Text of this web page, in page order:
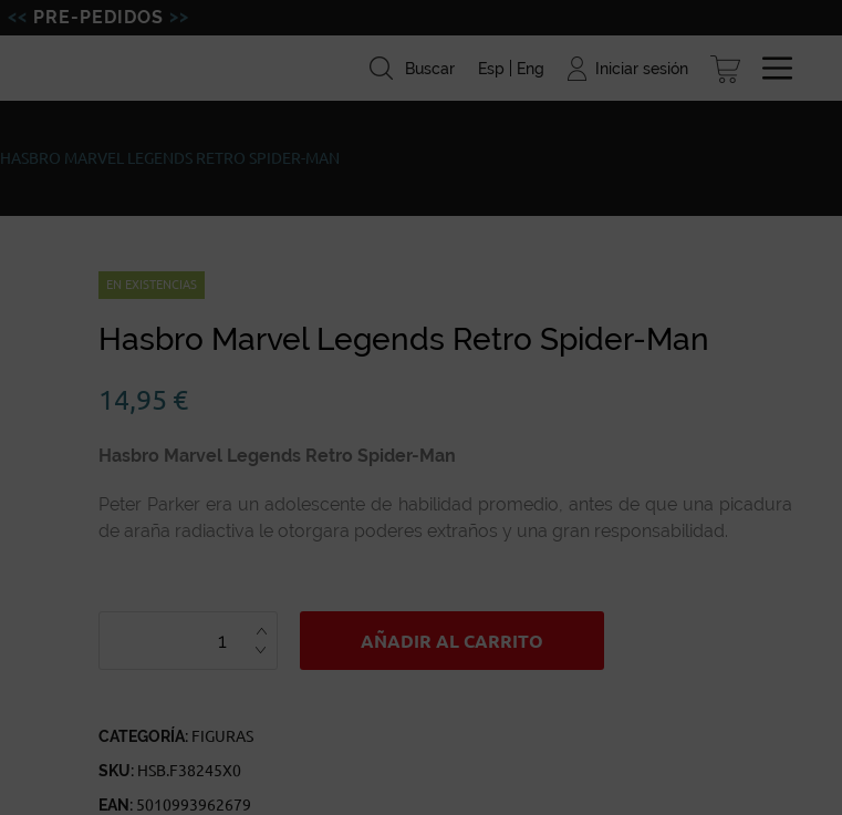
PRE-PEDIDOS
Miniaturas Modelismo Marcas Blog
Buscar Esp Eng Iniciar sesión
HASBRO MARVEL LEGENDS RETRO SPIDER-MAN
EN EXISTENCIAS
Hasbro Marvel Legends Retro Spider-Man
14,95 €
Hasbro Marvel Legends Retro Spider-Man
Peter Parker era un adolescente de habilidad promedio, antes de que una picadura
de araña radiactiva le otorgara poderes extraños y una gran responsabilidad.
AÑADIR AL CARRITO
CATEGORÍA: FIGURAS
SKU: HSB.F38245X0
EAN: 5010993962679